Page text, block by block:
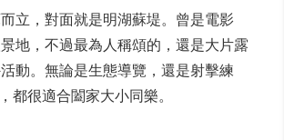
立，對面就是明湖蘇堤。曾是電影
景地，不過最為人稱頌的，還是大片露
動。無論是生態導覽，還是射擊練
都很適合闔家大小同樂。